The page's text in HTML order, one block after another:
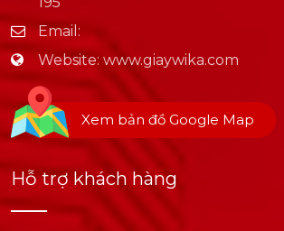
Email:
Website: www.giaywika.com
Xem bản đồ Google Map
Hỗ trợ khách hàng